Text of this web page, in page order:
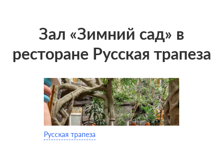
Зал «Зимний сад» в
ресторане Русская трапеза
Русская трапеза